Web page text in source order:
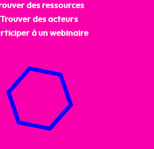
des ressources
Trouver des acteurs
à un webinaire